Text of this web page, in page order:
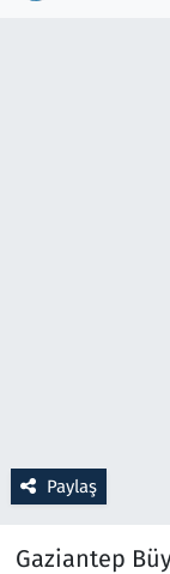
Paylaş
Gaziantep
Teknoloji